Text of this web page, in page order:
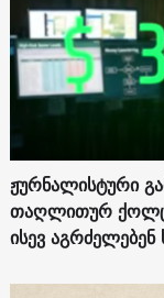
ჟურნალისტური
თაღლითურ
ისევ აგრძელებენ